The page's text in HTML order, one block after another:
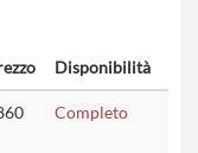
Disponibilità
Completo